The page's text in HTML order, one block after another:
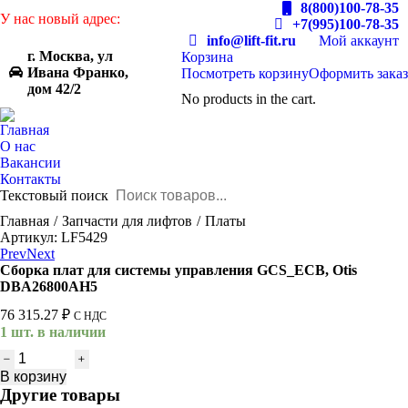
У нас новый адрес:
г. Москва, ул
Ивана Франко,
дом 42/2
8(800)100-78-35
+7(995)100-78-35
info@lift-fit.ru
Мой аккаунт
Корзина
Посмотреть корзинуОформить заказ
No products in the cart.
Главная
О нас
Вакансии
Контакты
Текстовый поиск
You are here:
Главная Запчасти для лифтов
Платы
Артикул: LF5429
PrevNext
Сборка плат для системы управления GCS_ECB, Otis
DBA26800AH5
76 315.27 ₽ С НДС
1 шт. в наличии
Количество
товара
Сборка
В корзину
Другие товары